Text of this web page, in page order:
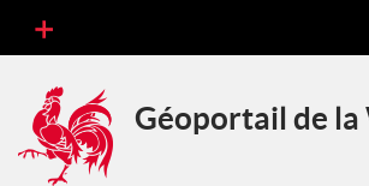
Géoportail de la